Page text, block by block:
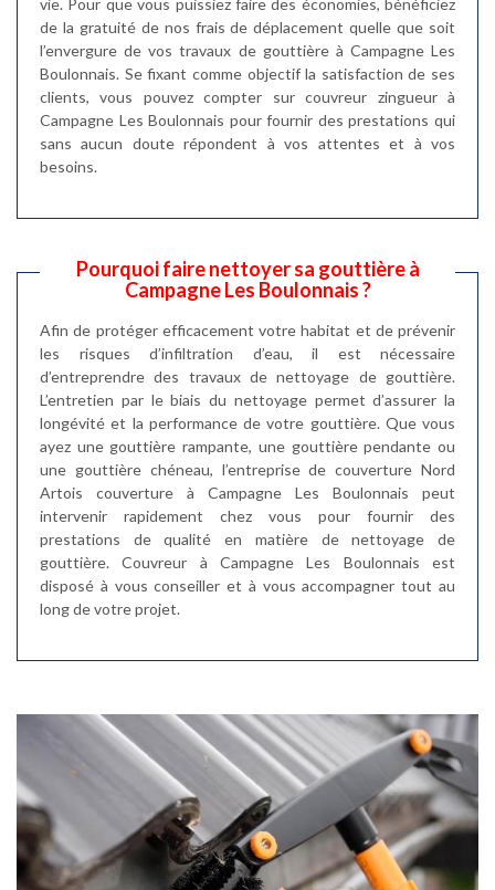
de la gratuité de nos frais de déplacement quelle que soit
l’envergure de vos travaux de gouttière à Campagne Les
Boulonnais. Se fixant comme objectif la satisfaction de ses
clients, vous pouvez compter sur couvreur zingueur à
Campagne Les Boulonnais pour fournir des prestations qui
sans aucun doute répondent à vos attentes et à vos
besoins.
Pourquoi faire nettoyer sa gouttière à
Campagne Les Boulonnais ?
Afin de protéger efficacement votre habitat et de prévenir
les risques d’infiltration d’eau, il est nécessaire
d’entreprendre des travaux de nettoyage de gouttière.
L’entretien par le biais du nettoyage permet d’assurer la
longévité et la performance de votre gouttière. Que vous
ayez une gouttière rampante, une gouttière pendante ou
une gouttière chéneau, l’entreprise de couverture Nord
Artois couverture à Campagne Les Boulonnais peut
intervenir rapidement chez vous pour fournir des
prestations de qualité en matière de nettoyage de
gouttière. Couvreur à Campagne Les Boulonnais est
disposé à vous conseiller et à vous accompagner tout au
long de votre projet.